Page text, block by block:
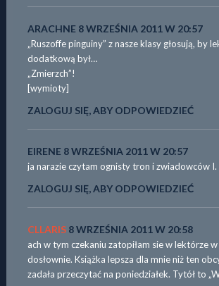
ARACHNE 8 WRZEŚNIA 2011 W 20:57
„Ruszoffe pinguiny” z nasze klasy głosują, by
dodatkową był…
„Zmierzch”!
[wymioty]
ZALOGUJ SIĘ, ABY ODPOWIEDZIEĆ
EIRENE 8 WRZEŚNIA 2011 W 20:57
ja narazie czytam ognisty tron i zwiadowców I.
ZALOGUJ SIĘ, ABY ODPOWIEDZIEĆ
CLLARIS 8 WRZEŚNIA 2011 W 20:58
ach w tym czekaniu zatopiłam sie w lektórze
dosłownie. Książka lepsza dla mnie niż ten
zadała przeczytać na poniedziałek. Tytół to